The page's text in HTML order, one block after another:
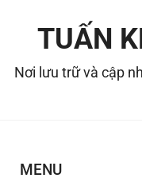
TUẤN
Nơi lưu trữ và cập
MENU